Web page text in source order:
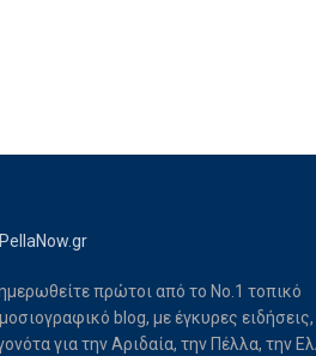
πρώτοι από το Νο.1 τοπικό
blog, με έγκυρες ειδήσεις,
για την Αριδαία, την Πέλλα, την